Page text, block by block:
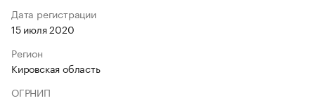
Дата регистрации
15 июля 2020
Регион
Кировская область
ОГРНИП